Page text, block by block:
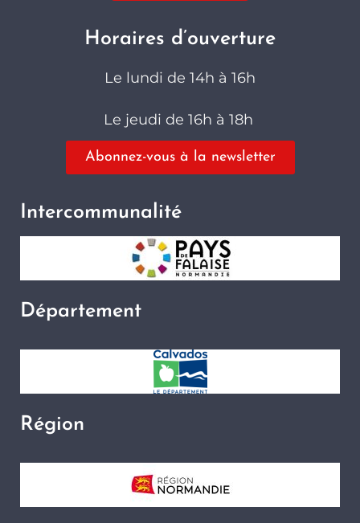
Horaires d’ouverture
Le lundi de 14h à 16h
Le jeudi de 16h à 18h
Abonnez-vous à la newsletter
Intercommunalité
Département
Région